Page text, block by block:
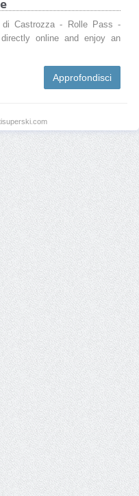
Castrozza - Rolle Pass -
online and enjoy an
Approfondisci